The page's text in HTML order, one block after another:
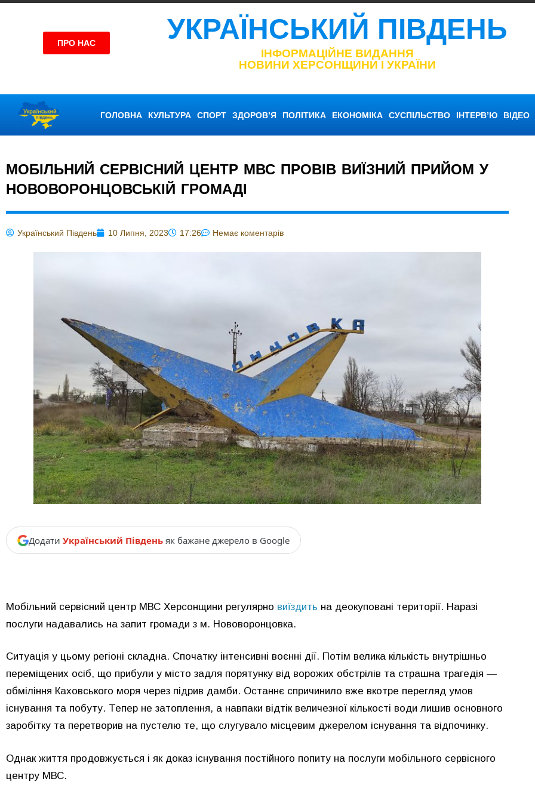
ПРО НАС УКРАЇНСЬКИЙ ПІВДЕНЬ
ІНФОРМАЦІЙНЕ ВИДАННЯ
НОВИНИ ХЕРСОНЩИНИ І УКРАЇНИ
ГОЛОВНА КУЛЬТУРА СПОРТ ЗДОРОВ’Я ПОЛІТИКА ЕКОНОМІКА СУСПІЛЬСТВО ІНТЕРВ’Ю ВІДЕО
МОБІЛЬНИЙ СЕРВІСНИЙ ЦЕНТР МВС ПРОВІВ ВИЇЗНИЙ ПРИЙОМ У
НОВОВОРОНЦОВСЬКІЙ ГРОМАДІ
Український Південь 10 Липня, 2023 17:26 Немає коментарів
Додати Український Південь як бажане джерело в Google
Мобільний сервісний центр МВС Херсонщини регулярно виїздить на деокуповані території. Наразі
послуги надавались на запит громади з м. Нововоронцовка.
Ситуація у цьому регіоні складна. Спочатку інтенсивні воєнні дії. Потім велика кількість внутрішньо
переміщених осіб, що прибули у місто задля порятунку від ворожих обстрілів та страшна трагедія —
обміління Каховського моря через підрив дамби. Останнє спричинило вже вкотре перегляд умов
існування та побуту. Тепер не затоплення, а навпаки відтік величезної кількості води лишив основного
заробітку та перетворив на пустелю те, що слугувало місцевим джерелом існування та відпочинку.
Однак життя продовжується і як доказ існування постійного попиту на послуги мобільного сервісного
центру МВС.